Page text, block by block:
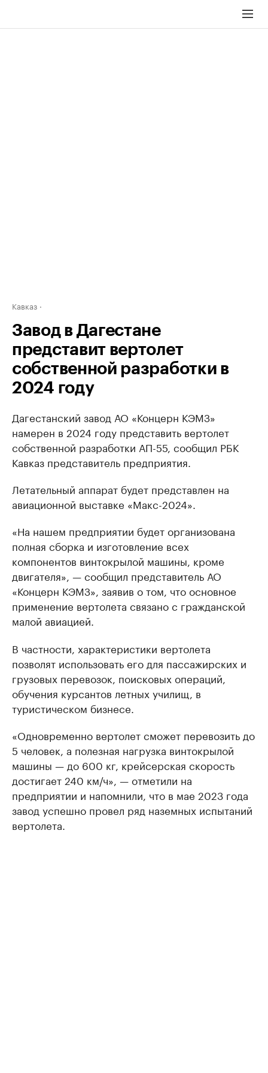
Кавказ
Завод в Дагестане
представит вертолет
собственной разработки в
2024 году
Дагестанский завод АО «Концерн КЭМЗ»
намерен в 2024 году представить вертолет
собственной разработки АП-55, сообщил РБК
Кавказ представитель предприятия.
Летательный аппарат будет представлен на
авиационной выставке «Макс-2024».
«На нашем предприятии будет организована
полная сборка и изготовление всех
компонентов винтокрылой машины, кроме
двигателя», — сообщил представитель АО
«Концерн КЭМЗ», заявив о том, что основное
применение вертолета связано с гражданской
малой авиацией.
В частности, характеристики вертолета
позволят использовать его для пассажирских и
грузовых перевозок, поисковых операций,
обучения курсантов летных училищ, в
туристическом бизнесе.
«Одновременно вертолет сможет перевозить до
5 человек, а полезная нагрузка винтокрылой
машины — до 600 кг, крейсерская скорость
достигает 240 км/ч», — отметили на
предприятии и напомнили, что в мае 2023 года
завод успешно провел ряд наземных испытаний
вертолета.